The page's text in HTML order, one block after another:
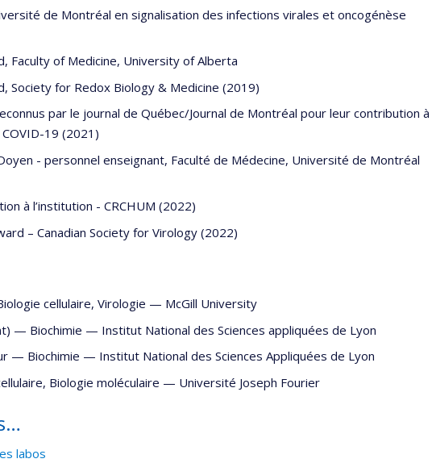
de Montréal en signalisation des infections virales et oncogénèse
Faculty of Medicine, University of Alberta
Society for Redox Biology & Medicine (2019)
par le journal de Québec/Journal de Montréal pour leur contribution à
19 (2021)
- personnel enseignant, Faculté de Médecine, Université de Montréal
à l’institution - CRCHUM (2022)
– Canadian Society for Virology (2022)
cellulaire, Virologie — McGill University
— Biochimie — Institut National des Sciences appliquées de Lyon
— Biochimie — Institut National des Sciences Appliquées de Lyon
, Biologie moléculaire — Université Joseph Fourier
labos